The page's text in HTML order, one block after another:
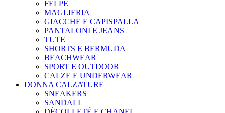
FELPE
MAGLIERIA
GIACCHE E CAPISPALLA
PANTALONI E JEANS
TUTE
SHORTS E BERMUDA
BEACHWEAR
SPORT E OUTDOOR
CALZE E UNDERWEAR
DONNA CALZATURE
SNEAKERS
SANDALI